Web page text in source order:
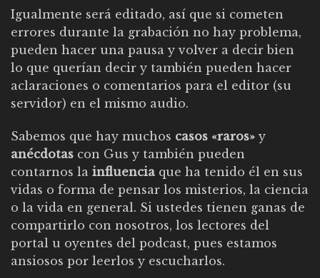
Igualmente será editado, así que si cometen
errores durante la grabación no hay problema,
pueden hacer una pausa y volver a decir bien
lo que querían decir y también pueden hacer
aclaraciones o comentarios para el editor (su
servidor) en el mismo audio.
Sabemos que hay muchos casos «raros» y
anécdotas con Gus y también pueden
contarnos la influencia que ha tenido él en sus
vidas o forma de pensar los misterios, la ciencia
o la vida en general. Si ustedes tienen ganas de
compartirlo con nosotros, los lectores del
portal u oyentes del podcast, pues estamos
ansiosos por leerlos y escucharlos.